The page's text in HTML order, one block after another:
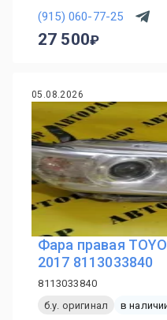
(915) 060-77-25
27 500
05.08.2026
Фара правая
2017 8113033840
8113033840
б.у. оригинал
в